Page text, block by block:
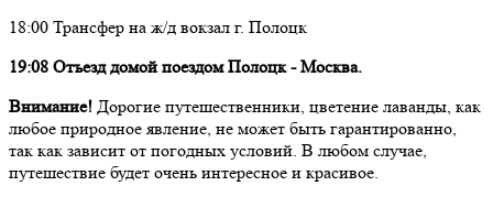
18:00 Трансфер на ж/д вокзал г. Полоцк
19:08 Отъезд домой поездом Полоцк - Москва.
Внимание! Дорогие путешественники, цветение лаванды, как
любое природное явление, не может быть гарантированно,
так как зависит от погодных условий. В любом случае,
путешествие будет очень интересное и красивое.